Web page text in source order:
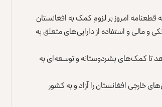
قطعنامه امروز بر لزوم کمک به افغانستان
و مالی و استفاده از دارایی‌های متعلق به
تا کمک‌های بشردوستانه و توسعه‌ای به
خارجی افغانستان را آزاد و به کشور